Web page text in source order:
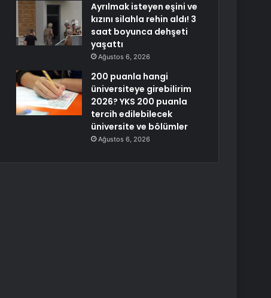
Ayrılmak isteyen eşini ve
kızını silahla rehin aldı! 3
saat boyunca dehşeti
yaşattı
Ağustos 6, 2026
200 puanla hangi
üniversiteye girebilirim
2026? YKS 200 puanla
tercih edilebilecek
üniversite ve bölümler
Ağustos 6, 2026